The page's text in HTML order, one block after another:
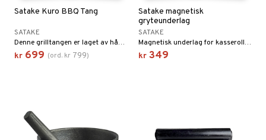
Satake Kuro BBQ Tang
SATAKE
Denne grilltangen er laget av håndbanket stål med mørkt treskaft som utstråler kvalitet og håndverksdyktighet. Tangen er designet etter prinsippet om bøyde kanter, en konstruksjonsteknikk som forsterker stabiliteten og gjør den ekstra sterk for å kunne løfte store og tunge kjøttstykker.
kr 699 (ord. kr 799)
Satake magnetisk
gryteunderlag
SATAKE
Magnetisk underlag for kasseroller, gryter og stekepanner.
kr 349